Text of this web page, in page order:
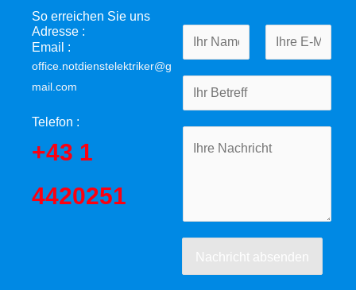
So erreichen Sie uns
Adresse :
Email :
office.notdienstelektriker@g
mail.com
Telefon :
+43 1
4420251
a
r
s
s
t
e
f
c
Nachricht absenden